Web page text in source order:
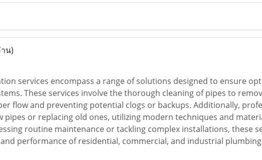
น)
services encompass a range of solutions designed to ensure
These services involve the thorough cleaning of pipes to
flow and preventing potential clogs or backups. Additionally,
pipes or replacing old ones, utilizing modern techniques and
routine maintenance or tackling complex installations, these
performance of residential, commercial, and industrial